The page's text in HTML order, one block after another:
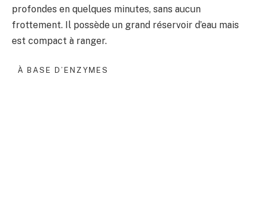
profondes en quelques minutes, sans aucun
frottement. Il possède un grand réservoir d’eau mais
est compact à ranger.
À BASE D’ENZYMES